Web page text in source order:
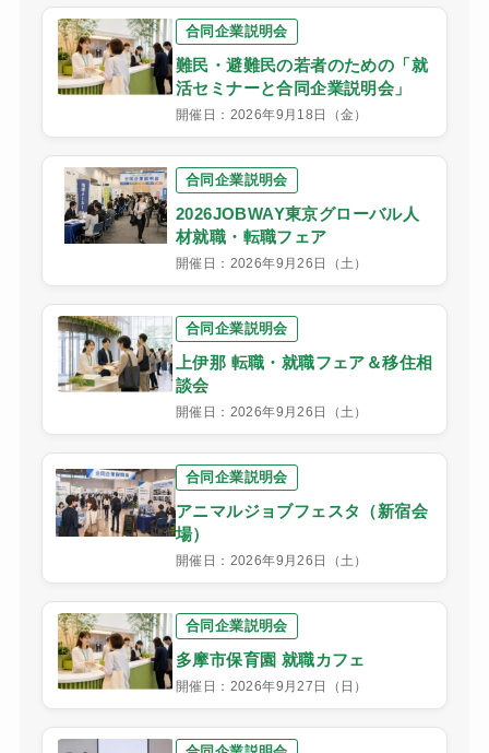
合同企業説明会
難民・避難民の若者のための「就
活セミナーと合同企業説明会」
開催日：2026年9月18日（金）
合同企業説明会
2026JOBWAY東京グローバル人
材就職・転職フェア
開催日：2026年9月26日（土）
合同企業説明会
上伊那 転職・就職フェア＆移住相
談会
開催日：2026年9月26日（土）
合同企業説明会
アニマルジョブフェスタ（新宿会
場）
開催日：2026年9月26日（土）
合同企業説明会
多摩市保育園 就職カフェ
開催日：2026年9月27日（日）